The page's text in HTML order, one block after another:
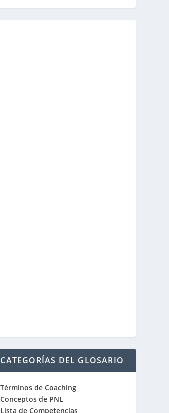
CATEGORÍAS DEL GLOSARIO
Términos de Coaching
Conceptos de PNL
Lista de Competencias